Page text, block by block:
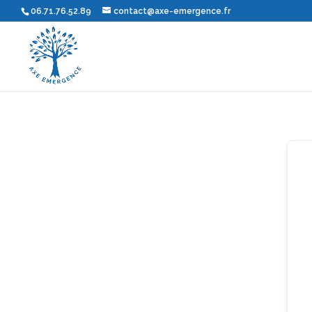
06.71.76.52.89 contact@axe-emergence.fr